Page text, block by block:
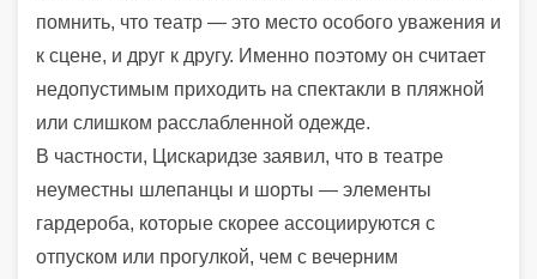
помнить, что театр — это место особого уважения и
к сцене, и друг к другу. Именно поэтому он считает
недопустимым приходить на спектакли в пляжной
или слишком расслабленной одежде.
В частности, Цискаридзе заявил, что в театре
неуместны шлепанцы и шорты — элементы
гардероба, которые скорее ассоциируются с
отпуском или прогулкой, чем с вечерним